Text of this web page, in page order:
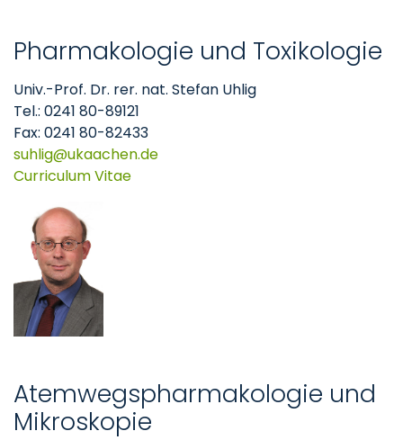
Pharmakologie und Toxikologie
Univ.-Prof. Dr. rer. nat. Stefan Uhlig
Tel.: 0241 80-89121
Fax: 0241 80-82433
suhlig
ukaachende
Curriculum Vitae
Atemwegspharmakologie und
Mikroskopie